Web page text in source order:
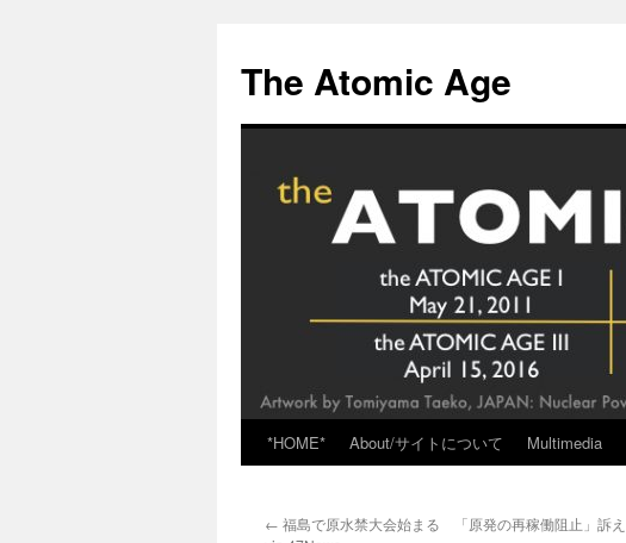
content
The Atomic Age
*HOME* About/サイトについて Multimedia
← 福島で原水禁大会始まる 「原発の再稼働阻止」訴え